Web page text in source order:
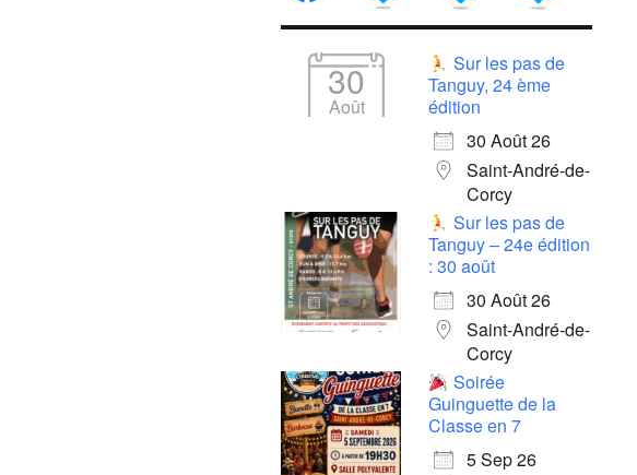
30
Août
Sur les pas de
Tanguy, 24 ème
édition
30 Août 26
Saint-André-de-
Corcy
Sur les pas de
Tanguy – 24e édition
: 30 août
30 Août 26
Saint-André-de-
Corcy
Soirée
Guinguette de la
Classe en 7
5 Sep 26